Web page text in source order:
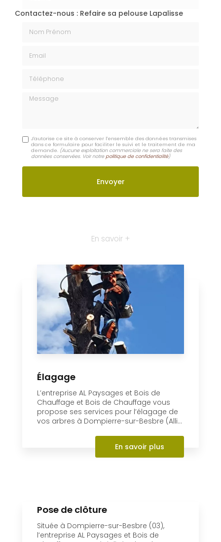
Aménagement de jardin zen
Aménagement paysager avec végétaux
AL Paysages et Bois de Chauffage Paysagiste
Digoin
Lapalisse
Moulins
Email
données conservées. Voir notrepolitique de confidentialité)
En savoir +
Chauffage et Bois de Chauffage vous
propose ses services pour l’élagage de
vos arbres à Dompierre-sur-Besbre (Alli...